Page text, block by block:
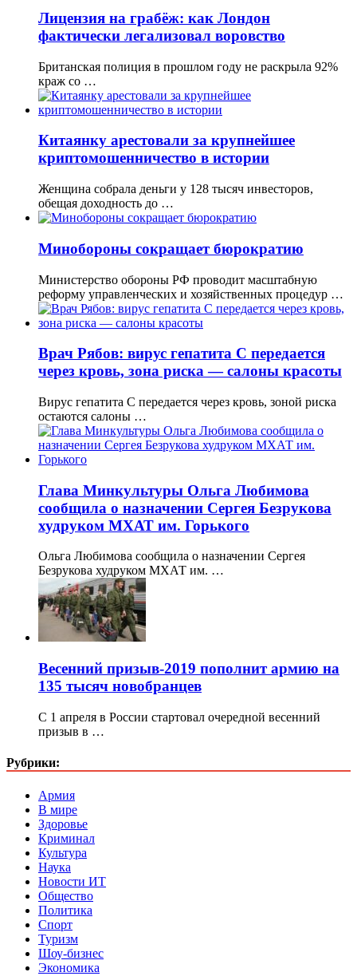
Лицензия на грабёж: как Лондон
фактически легализовал воровство
Британская полиция в прошлом году не раскрыла 92%
краж со …
Китаянку арестовали за крупнейшее
криптомошенничество в истории
Женщина собрала деньги у 128 тысяч инвесторов,
обещая доходность до …
Минобороны сокращает бюрократию
Министерство обороны РФ проводит масштабную
реформу управленческих и хозяйственных процедур …
Врач Рябов: вирус гепатита C передается
через кровь, зона риска — салоны красоты
Вирус гепатита C передается через кровь, зоной риска
остаются салоны …
Глава Минкультуры Ольга Любимова
сообщила о назначении Сергея Безрукова
худруком МХАТ им. Горького
Ольга Любимова сообщила о назначении Сергея
Безрукова худруком МХАТ им. …
Весенний призыв-2019 пополнит армию на
135 тысяч новобранцев
С 1 апреля в России стартовал очередной весенний
призыв в …
Рубрики:
Армия
В мире
Здоровье
Криминал
Культура
Наука
Новости ИТ
Общество
Политика
Спорт
Туризм
Шоу-бизнес
Экономика